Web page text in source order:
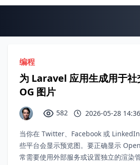
编程
为 Laravel 应用生成用于社
OG 图片
582 2026-05-28
当你在 Twitter、Facebook 或
些平台会显示预览图。要正确显示
常需要使用外部服务或设置独立的渲染